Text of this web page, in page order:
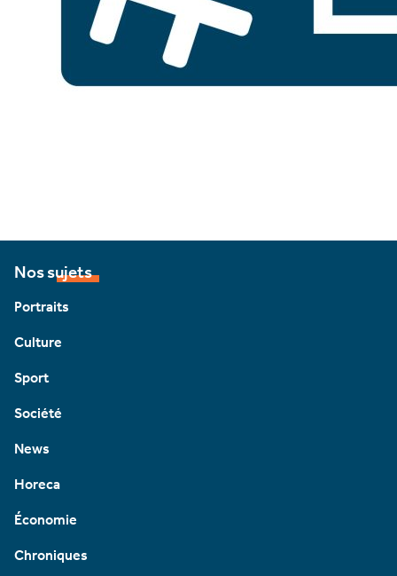
Nos sujets
Portraits
Culture
Sport
Société
News
Horeca
Économie
Chroniques